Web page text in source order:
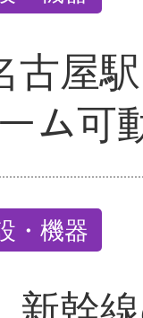
古屋
ム可
・機器